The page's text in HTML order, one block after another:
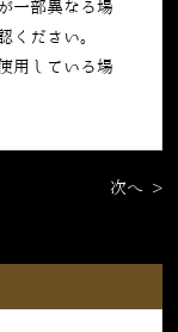
一部異なる場
ください。
用している場
次へ >